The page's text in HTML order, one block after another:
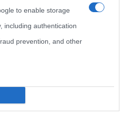
to enable storage
including authentication
prevention, and other
biografici Pubblicità
Contatti